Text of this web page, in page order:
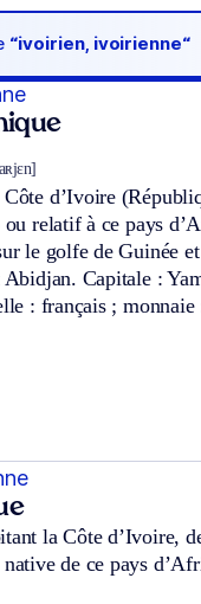
“ivoirien, ivoirienne“
d’Ivoire
relatif à ce pays
le golfe de Guinée
Capitale :
: français ; monnaie
la Côte d’Ivoire,
de ce pays